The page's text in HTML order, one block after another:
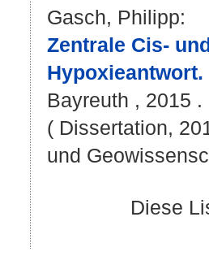
Gasch, Philipp:
Zentrale Cis-
Hypoxieantwort.
Bayreuth , 2015
( Dissertation,
und
Diese